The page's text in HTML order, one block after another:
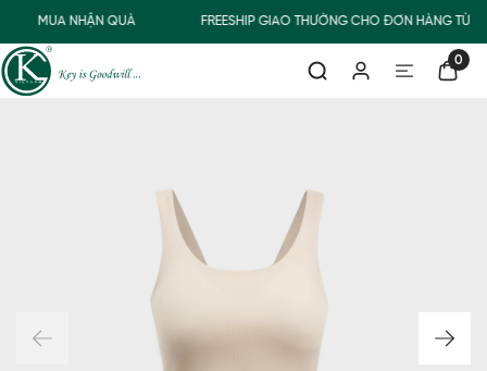
MUA NHẬN QUÀ FREESHIP GIAO THƯỜNG CHO ĐƠN HÀNG TỪ
0